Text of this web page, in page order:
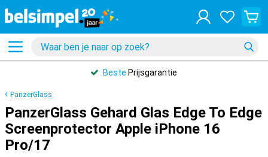
Beste Prijsgarantie
PanzerGlass
PanzerGlass Gehard Glas Edge To Edge
Screenprotector Apple iPhone 16
Pro/17